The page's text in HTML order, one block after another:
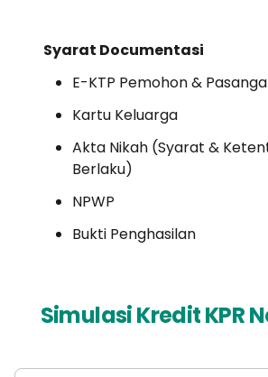
Syarat Documentasi
E-KTP Pemohon &
Kartu Keluarga
Akta Nikah (Syarat &
Berlaku)
NPWP
Bukti Penghasilan
Simulasi Kredit KPR